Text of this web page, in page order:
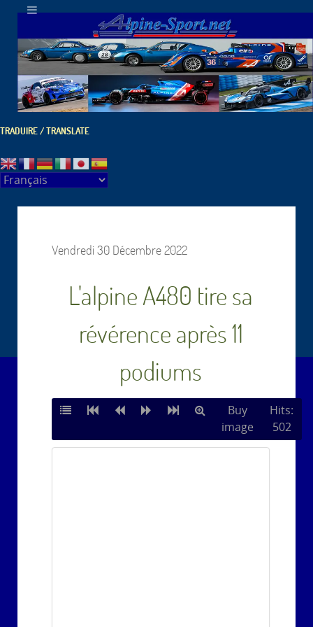
TRADUIRE / TRANSLATE
Vendredi 30 Décembre 2022
L'alpine A480 tire sa
révérence après 11
podiums
Buy
image
Hits:
502